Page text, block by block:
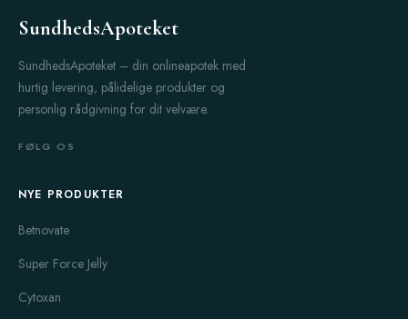
SundhedsApoteket
SundhedsApoteket – din onlineapotek med
hurtig levering, pålidelige produkter og
personlig rådgivning for dit velvære.
FØLG OS
NYE PRODUKTER
Betnovate
Super Force Jelly
Cytoxan